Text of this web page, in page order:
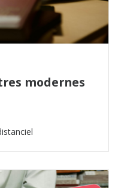
modernes